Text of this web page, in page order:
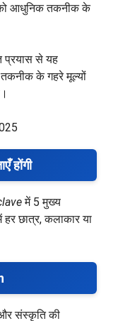
आधुनिक तकनीक के
से यह
तकनीक के गहरे मूल्यों
होंगी
में 5 मुख्य
हर छात्र, कलाकार या
और संस्कृति की